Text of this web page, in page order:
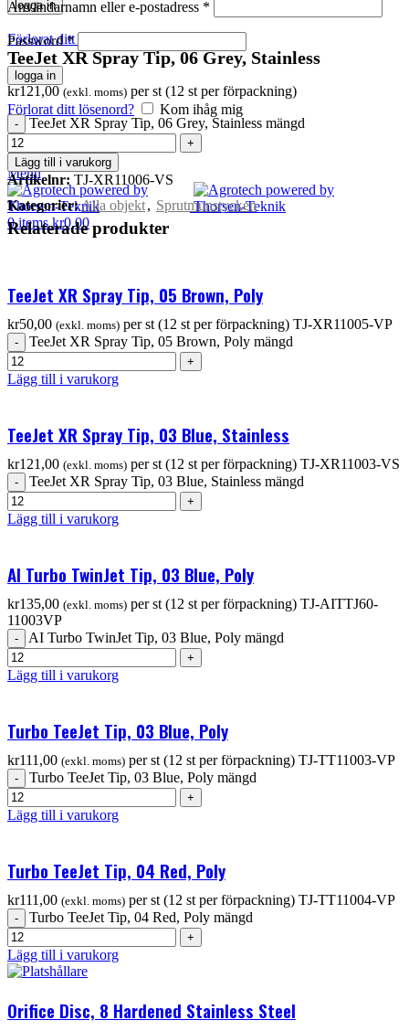
logga in
Förlorat ditt lösenord?
Användarnamn eller e-postadress *
Password*
logga in
Förlorat ditt lösenord?
Kom ihåg mig
Sök
0items kr0,00
Menu
0items kr0,00
TeeJet XR Spray Tip, 06 Grey, Stainless
kr121,00 (exkl. moms) per st (12 st per förpackning)
TeeJet XR Spray Tip, 06 Grey, Stainless mängd
Lägg till i varukorg
Artikelnr: TJ-XR11006-VS
Kategorier:Alla objekt, Sprutmunstycken
Relaterade produkter
TeeJet XR Spray Tip, 05 Brown, Poly
kr50,00 (exkl. moms) per st (12 st per förpackning) TJ-XR11005-VP
TeeJet XR Spray Tip, 05 Brown, Poly mängd
Lägg till i varukorg
TeeJet XR Spray Tip, 03 Blue, Stainless
kr121,00 (exkl. moms) per st (12 st per förpackning) TJ-XR11003-VS
TeeJet XR Spray Tip, 03 Blue, Stainless mängd
Lägg till i varukorg
AI Turbo TwinJet Tip, 03 Blue, Poly
kr135,00 (exkl. moms) per st (12 st per förpackning) TJ-AITTJ60-
11003VP
AI Turbo TwinJet Tip, 03 Blue, Poly mängd
Lägg till i varukorg
Turbo TeeJet Tip, 03 Blue, Poly
kr111,00 (exkl. moms) per st (12 st per förpackning) TJ-TT11003-VP
Turbo TeeJet Tip, 03 Blue, Poly mängd
Lägg till i varukorg
Turbo TeeJet Tip, 04 Red, Poly
kr111,00 (exkl. moms) per st (12 st per förpackning) TJ-TT11004-VP
Turbo TeeJet Tip, 04 Red, Poly mängd
Lägg till i varukorg
Orifice Disc, 8 Hardened Stainless Steel